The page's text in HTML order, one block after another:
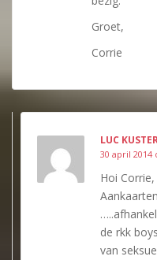
Groet,
Corrie
LUC
30 april 2014
Hoi Corrie,
de rkk
van